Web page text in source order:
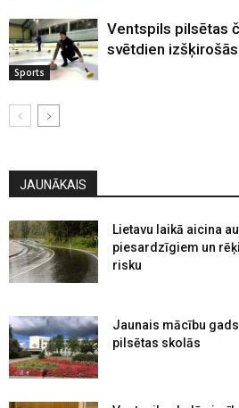
Sports
Ventspils pilsētas
svētdien
JAUNĀKAIS
Lietavu laikā aicina
piesardzīgiem un
risku
Jaunais mācību
pilsētas skolās